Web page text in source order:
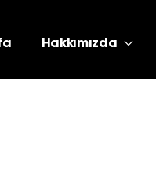
Hakkımızda